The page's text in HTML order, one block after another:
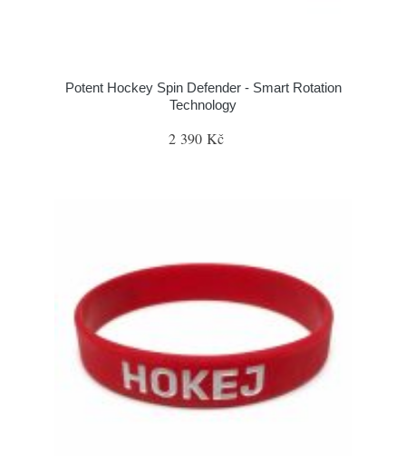
Potent Hockey Spin Defender - Smart Rotation
Technology
2 390 Kč